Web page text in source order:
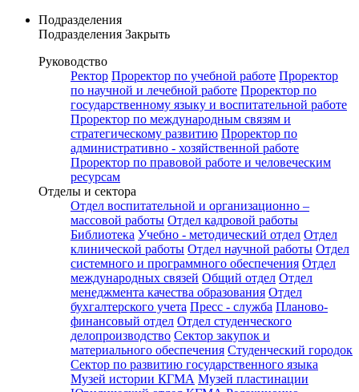
Подразделения
Подразделения Закрыть
Руководство
Ректор Проректор по учебной работе Проректор
по научной и лечебной работе Проректор по
государственному языку и воспитательной работе
Проректор по международным связям и
стратегическому развитию Проректор по
административно - хозяйственной работе
Проректор по правовой работе и человеческим
ресурсам
Отделы и сектора
Отдел воспитательной и организационно –
массовой работы Отдел кадровой работы
Библиотека Учебно - методический отдел Отдел
клинической работы Отдел научной работы Отдел
системного и программного обеспечения Отдел
международных связей Общий отдел Отдел
менеджмента качества образования Отдел
бухгалтерского учета Пресс - служба Планово-
финансовый отдел Отдел студенческого
делопроизводство Сектор закупок и
материального обеспечения Студенческий городок
Сектор по развитию государственного языка
Музей истории КГМА Музей пластинации